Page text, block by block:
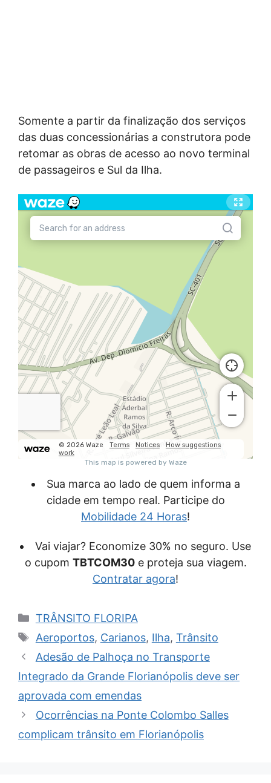
Somente a partir da finalização dos serviços
das duas concessionárias a construtora pode
retomar as obras de acesso ao novo terminal
de passageiros e Sul da Ilha.
Sua marca ao lado de quem informa a
cidade em tempo real. Participe do
Mobilidade 24 Horas!
Vai viajar? Economize 30% no seguro. Use
o cupom TBTCOM30e proteja sua viagem.
Contratar agora!
Categorias
TRÂNSITO FLORIPA
Tags
Aeroportos, Carianos, Ilha, Trânsito
Adesão de Palhoça no Transporte
Integrado da Grande Florianópolis deve ser
aprovada com emendas
Ocorrências na Ponte Colombo Salles
complicam trânsito em Florianópolis